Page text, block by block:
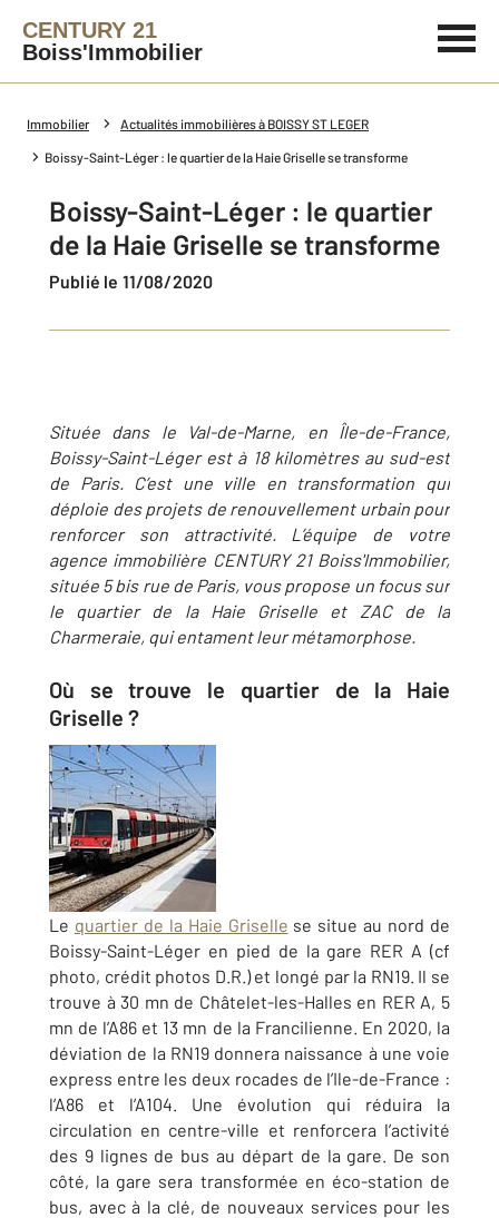
CENTURY 21
Boiss'Immobilier
Immobilier Actualités immobilières à BOISSY ST LEGER
Boissy-Saint-Léger : le quartier de la Haie Griselle se transforme
Boissy-Saint-Léger : le quartier
de la Haie Griselle se transforme
Publié le 11/08/2020
Située dans le Val-de-Marne, en Île-de-France,
Boissy-Saint-Léger est à 18 kilomètres au sud-est
de Paris. C’est une ville en transformation qui
déploie des projets de renouvellement urbain pour
renforcer son attractivité. L’équipe de votre
agence immobilière CENTURY 21 Boiss'Immobilier,
située 5 bis rue de Paris, vous propose un focus sur
le quartier de la Haie Griselle et ZAC de la
Charmeraie, qui entament leur métamorphose.
Où se trouve le quartier de la Haie
Griselle ?
Le quartier de la Haie Griselle se situe au nord de
Boissy-Saint-Léger en pied de la gare RER A (cf
photo, crédit photos D.R.) et longé par la RN19. Il se
trouve à 30 mn de Châtelet-les-Halles en RER A, 5
mn de l’A86 et 13 mn de la Francilienne. En 2020, la
déviation de la RN19 donnera naissance à une voie
express entre les deux rocades de l’Ile-de-France :
l’A86 et l’A104. Une évolution qui réduira la
circulation en centre-ville et renforcera l’activité
des 9 lignes de bus au départ de la gare. De son
côté, la gare sera transformée en éco-station de
bus, avec à la clé, de nouveaux services pour les